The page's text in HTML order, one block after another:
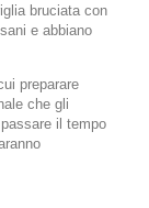
bruciata con
e abbiano
preparare
che gli
il tempo